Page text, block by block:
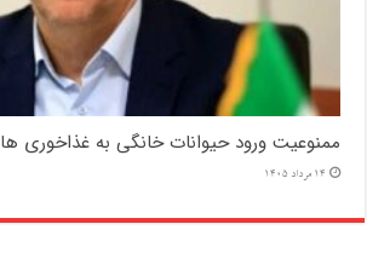
ممنوعیت ورود حیوانات خانگی به غذاخوری ها
14 مرداد 1405